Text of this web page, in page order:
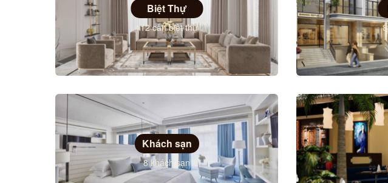
Biệt Thự
112 căn biệt thự
Khách sạn
8 khách sạn